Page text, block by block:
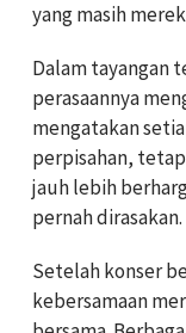
yang masih
Dalam tayangan
perasaannya
mengatakan
perpisahan,
jauh lebih
pernah dirasakan.
Setelah konser
kebersamaan